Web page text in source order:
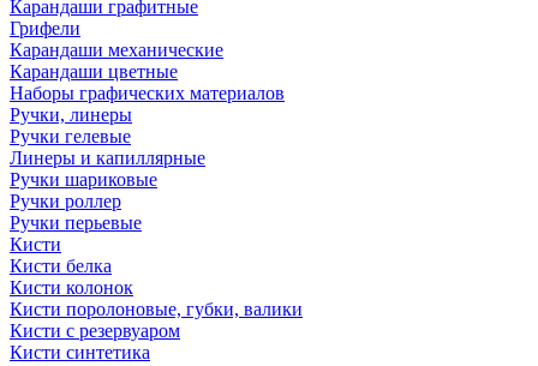
Карандаши графитные
Грифели
Карандаши механические
Карандаши цветные
Наборы графических материалов
Ручки, линеры
Ручки гелевые
Линеры и капиллярные
Ручки шариковые
Ручки роллер
Ручки перьевые
Кисти
Кисти белка
Кисти колонок
Кисти поролоновые, губки, валики
Кисти с резервуаром
Кисти синтетика